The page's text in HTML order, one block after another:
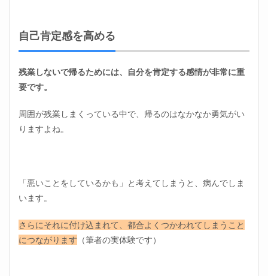
自己肯定感を高める
残業しないで帰るためには、自分を肯定する感情が非常に重
要です。
周囲が残業しまくっている中で、帰るのはなかなか勇気がい
りますよね。
「悪いことをしているかも」と考えてしまうと、病んでしま
います。
さらにそれに付け込まれて、都合よくつかわれてしまうこと
につながります （筆者の実体験です）